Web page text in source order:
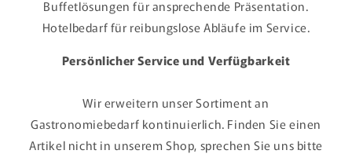
Buffetlösungen für ansprechende Präsentation.
Hotelbedarf für reibungslose Abläufe im Service.
Persönlicher Service und Verfügbarkeit
Wir erweitern unser Sortiment an
Gastronomiebedarf kontinuierlich. Finden Sie einen
Artikel nicht in unserem Shop, sprechen Sie uns bitte